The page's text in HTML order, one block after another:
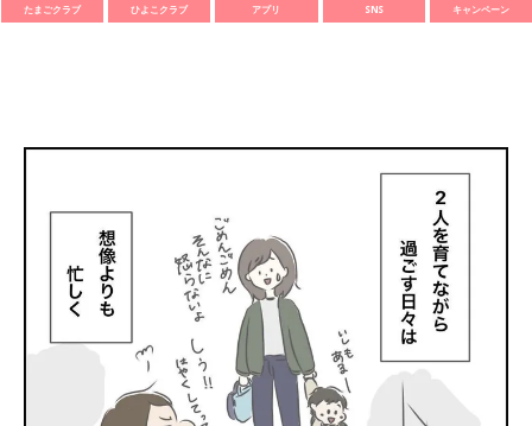
たまごクラブ ひよこクラブ アプリ SNS キャンペーン